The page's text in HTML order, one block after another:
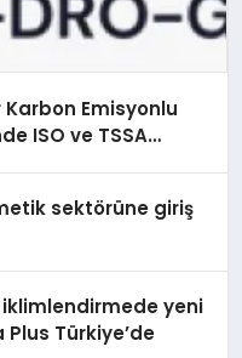
Karbon Emisyonlu
ISO ve TSSA
sektörüne giriş
iklimlendirmede yeni
Türkiye’de